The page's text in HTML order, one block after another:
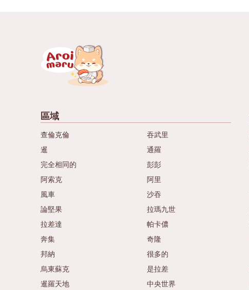
區域
查倫克倫
吞武里
暹
通羅
完全相同的
彭彭
阿索克
阿里
風車
沙吞
論堅果
拉瑪九世
拉差達
帕卡儂
奔集
奇隆
邦納
很多的
烏東蘇克
是拉差
暹羅天地
中央世界